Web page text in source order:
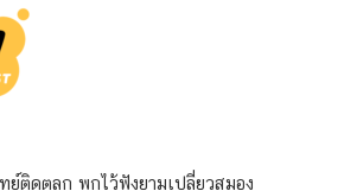
ย์ติดตลก พกไว้ฟังยามเปลี่ยวสมอง